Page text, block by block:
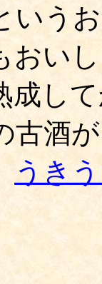
いう
おい
成し
古酒
うき